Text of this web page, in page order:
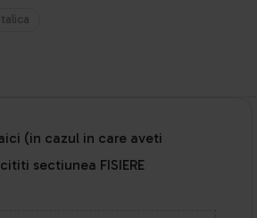
(in cazul in care aveti
sectiunea FISIERE